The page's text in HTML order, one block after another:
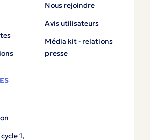
Nous rejoindre
Avis utilisateurs
Média kit - relations
presse
1,